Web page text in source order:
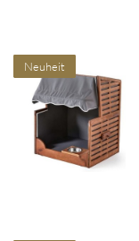
Neuheit